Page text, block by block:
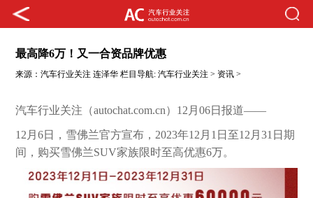
最高降6万！又一合资品牌优惠
来源：汽车行业关注 连泽华 栏目导航:汽车行业关注 > 资讯 >
汽车行业关注（autochat.com.cn）12月06日报道——
12月6日，雪佛兰官方宣布，2023年12月1日至12月31日期
间，购买雪佛兰SUV家族限时至高优惠6万。